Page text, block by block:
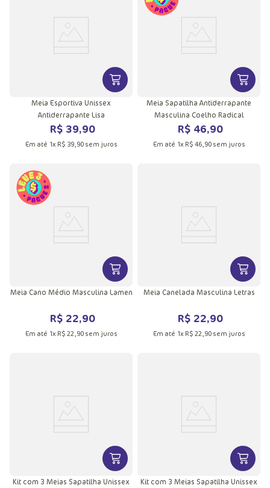
VER MAIS INFORMAÇÕES DO
Meia Esportiva Unissex
Antiderrapante Lisa
R$ 39,90
Em até 1x R$ 39,90sem juros
VER
Meia Sapatilha Antiderrapante
Masculina Coelho Radical
R$ 46,90
Em até 1x R$ 46,90sem juros
VER MAIS INFORMAÇÕES DO
Meia Cano Médio Masculina Lamen
R$ 22,90
Em até 1x R$ 22,90sem juros
VER
Meia Canelada Masculina Letras
R$ 22,90
Em até 1x R$ 22,90sem juros
VER MAIS INFORMAÇÕES DO
Kit com 3 Meias Sapatilha Unissex
VER
Kit com 3 Meias Sapatilha Unissex